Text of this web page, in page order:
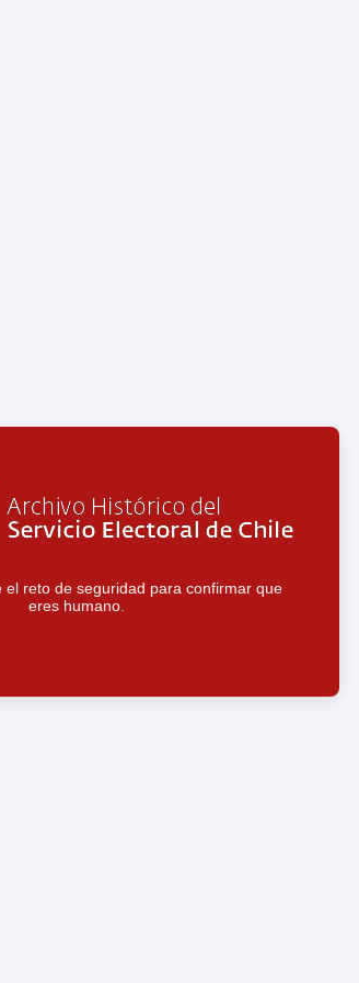
el reto de seguridad para confirmar que
eres humano.